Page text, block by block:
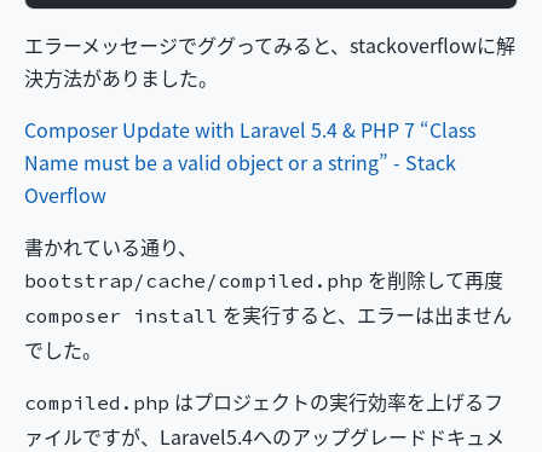
エラーメッセージでググってみると、stackoverflowに解
決方法がありました。
Composer Update with Laravel 5.4 & PHP 7 “Class
Name must be a valid object or a string” - Stack
Overflow
書かれている通り、
bootstrap/cache/compiled.php を削除して再度
composer install を実行すると、エラーは出ません
でした。
compiled.php はプロジェクトの実行効率を上げるフ
ァイルですが、Laravel5.4へのアップグレードドキュメ